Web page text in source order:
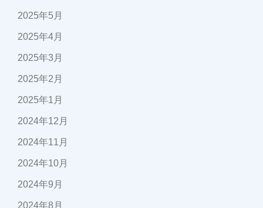
2025年5月
2025年4月
2025年3月
2025年2月
2025年1月
2024年12月
2024年11月
2024年10月
2024年9月
2024年8月